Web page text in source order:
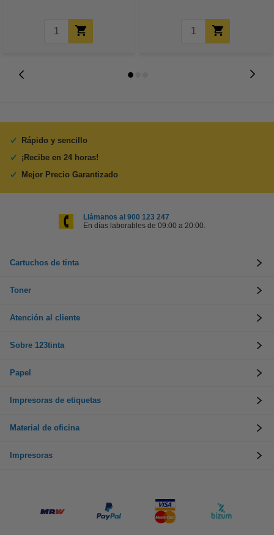
Rápido y sencillo
¡Recibe en 24 horas!
Mejor Precio Garantizado
Llámanos al 900 123 247
En días laborables de 09:00 a 20:00.
Cartuchos de tinta
Toner
Atención al cliente
Sobre 123tinta
Papel
Impresoras de etiquetas
Material de oficina
Impresoras